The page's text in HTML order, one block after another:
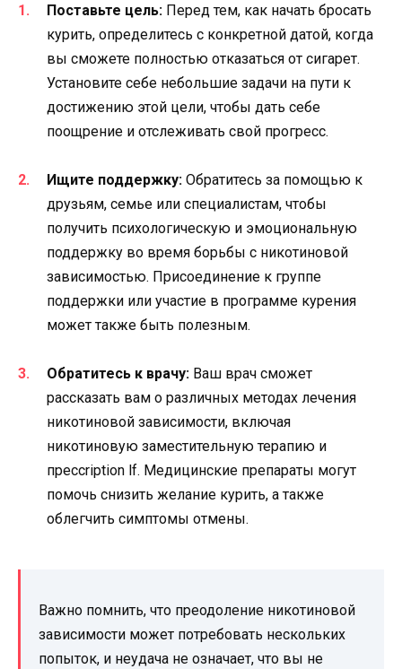
Поставьте цель: Перед тем, как начать бросать
курить, определитесь с конкретной датой, когда
вы сможете полностью отказаться от сигарет.
Установите себе небольшие задачи на пути к
достижению этой цели, чтобы дать себе
поощрение и отслеживать свой прогресс.
Ищите поддержку: Обратитесь за помощью к
друзьям, семье или специалистам, чтобы
получить психологическую и эмоциональную
поддержку во время борьбы с никотиновой
зависимостью. Присоединение к группе
поддержки или участие в программе курения
может также быть полезным.
Обратитесь к врачу: Ваш врач сможет
рассказать вам о различных методах лечения
никотиновой зависимости, включая
никотиновую заместительную терапию и
пресcription lf. Медицинские препараты могут
помочь снизить желание курить, а также
облегчить симптомы отмены.
Важно помнить, что преодоление никотиновой
зависимости может потребовать нескольких
попыток, и неудача не означает, что вы не